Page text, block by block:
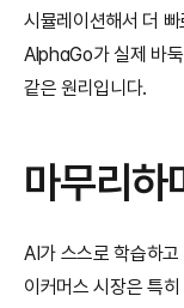
시뮬레이션해서 더
AlphaGo가 실제 바
같은 원리입니다.
마무리하
AI가 스스로 학습하
이커머스 시장은 특